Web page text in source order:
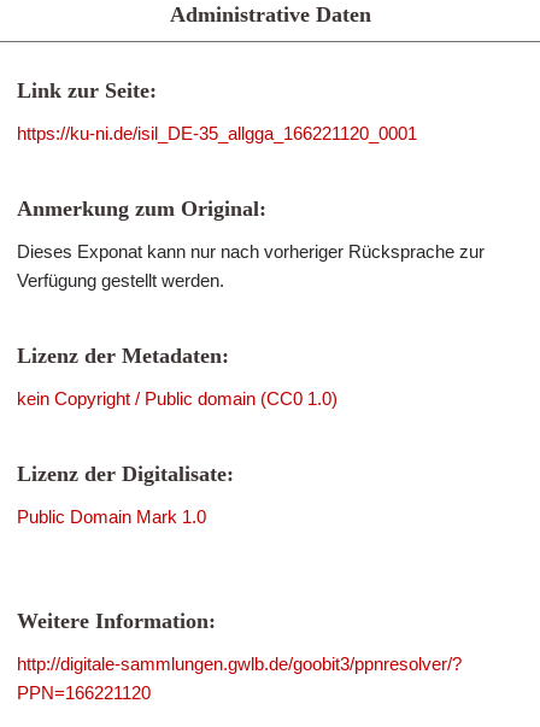
Administrative Daten
Link zur Seite:
https://ku-ni.de/isil_DE-35_allgga_166221120_0001
Anmerkung zum Original:
Dieses Exponat kann nur nach vorheriger Rücksprache zur
Verfügung gestellt werden.
Lizenz der Metadaten:
kein Copyright / Public domain (CC0 1.0)
Lizenz der Digitalisate:
Public Domain Mark 1.0
Weitere Information:
http://digitale-sammlungen.gwlb.de/goobit3/ppnresolver/?
PPN=166221120